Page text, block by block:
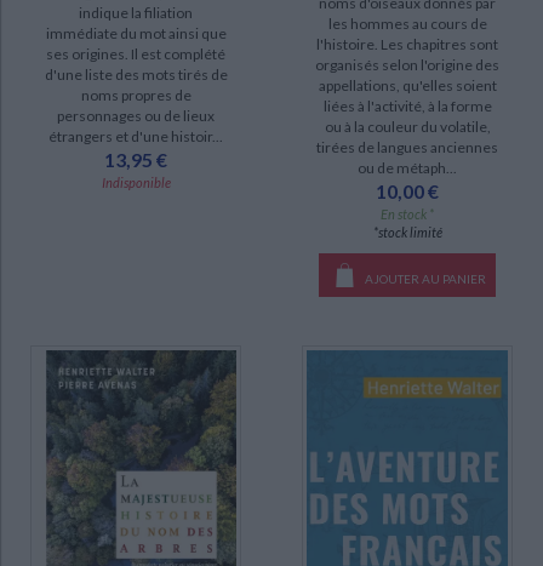
indique la filiation
immédiate du mot ainsi que
ses origines. Il est complété
d'une liste des mots tirés de
noms propres de
personnages ou de lieux
étrangers et d'une histoir...
13,95 €
Indisponible
les hommes au cours de
l'histoire. Les chapitres sont
organisés selon l'origine des
appellations, qu'elles soient
liées à l'activité, à la forme
ou à la couleur du volatile,
tirées de langues anciennes
ou de métaph...
10,00 €
En stock *
*stock limité
AJOUTER AU PANIER